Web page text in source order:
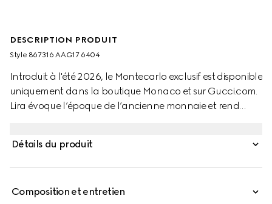
DESCRIPTION PRODUIT
Style ‎867316 AAG17 6404
Introduit à l'été 2026, le Montecarlo exclusif est disponible
uniquement dans la boutique Monaco et sur Gucci.com.
Lira évoque l’époque de l’ancienne monnaie et rend
sublimé par le logo « Made in Italy by Gucci » en
Détails du produit
Composition et entretien